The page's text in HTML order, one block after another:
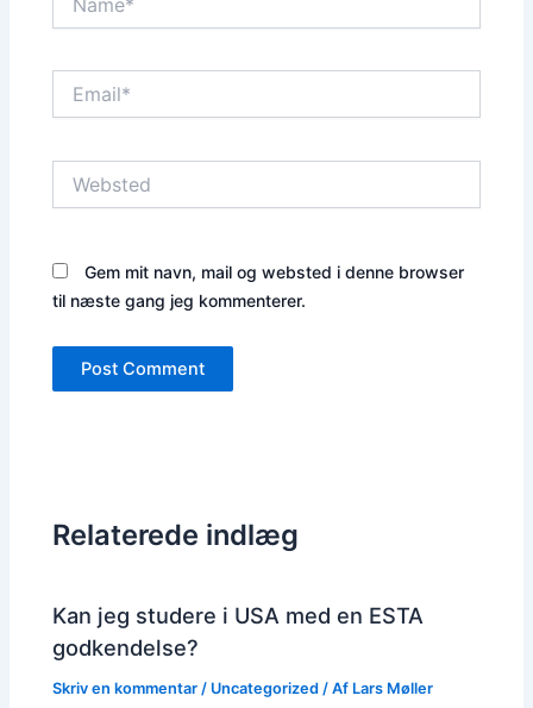
Gem mit navn, mail og websted i denne browser
til næste gang jeg kommenterer.
Relaterede indlæg
Kan jeg studere i USA med en ESTA
godkendelse?
Skriv en kommentar / Uncategorized / Af Lars Møller